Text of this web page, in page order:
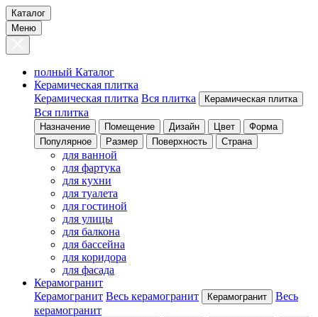
Каталог
Меню
полный Каталог
Керамическая плитка
Керамическая плитка Вся плитка Керамическая плитка
Вся плитка
Назначение Помещение Дизайн Цвет
Форма
Популярное
Размер Поверхность Страна
для ванной
для фартука
для кухни
для туалета
для гостиной
для улицы
для балкона
для бассейна
для коридора
для фасада
Керамогранит
Керамогранит Весь керамогранит Керамогранит
Весь
керамогранит